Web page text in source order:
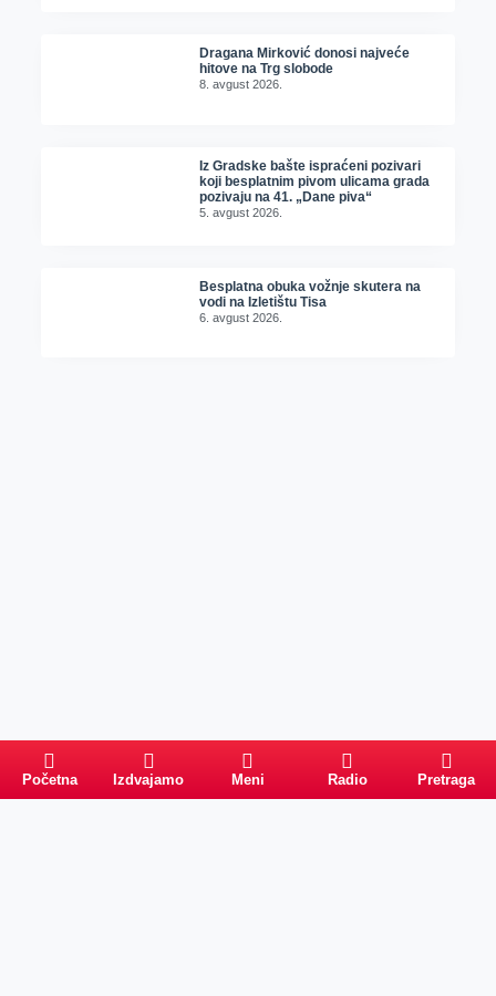
Dragana Mirković donosi najveće
hitove na Trg slobode
8. avgust 2026.
Iz Gradske bašte ispraćeni pozivari
koji besplatnim pivom ulicama grada
pozivaju na 41. „Dane piva“
5. avgust 2026.
Besplatna obuka vožnje skutera na
vodi na Izletištu Tisa
6. avgust 2026.
Početna Izdvajamo Meni Radio Pretraga